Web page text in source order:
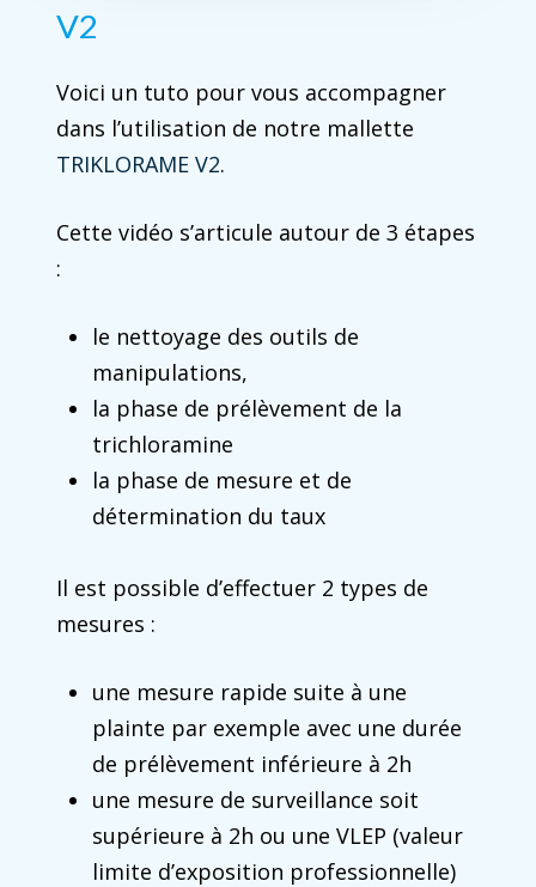
V2
Voici un tuto pour vous accompagner
dans l’utilisation de notre mallette
TRIKLORAME V2.
Cette vidéo s’articule autour de 3 étapes
:
le nettoyage des outils de
manipulations,
la phase de prélèvement de la
trichloramine
la phase de mesure et de
détermination du taux
Il est possible d’effectuer 2 types de
mesures :
une mesure rapide suite à une
plainte par exemple avec une durée
de prélèvement inférieure à 2h
une mesure de surveillance soit
supérieure à 2h ou une VLEP (valeur
limite d’exposition professionnelle)